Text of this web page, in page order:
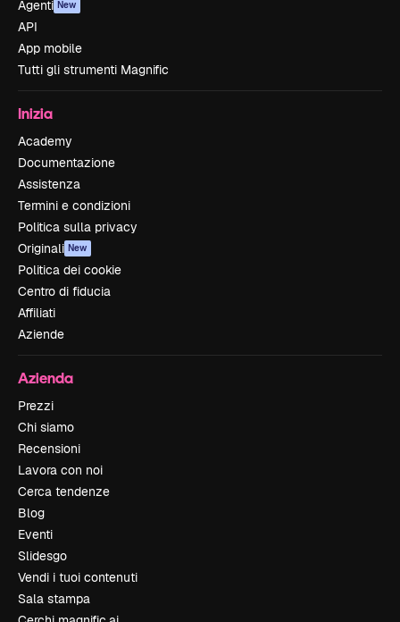
Agenti New
API
App mobile
Tutti gli strumenti Magnific
Inizia
Academy
Documentazione
Assistenza
Termini e condizioni
Politica sulla privacy
Originali New
Politica dei cookie
Centro di fiducia
Affiliati
Aziende
Azienda
Prezzi
Chi siamo
Recensioni
Lavora con noi
Cerca tendenze
Blog
Eventi
Slidesgo
Vendi i tuoi contenuti
Sala stampa